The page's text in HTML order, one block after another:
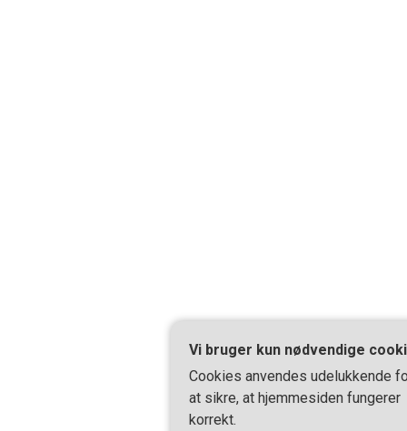
Vi bruger kun nødvendige
Cookies anvendes udelukkende
at sikre, at hjemmesiden fungerer
korrekt.